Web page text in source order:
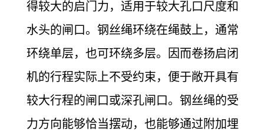
得较大的启门力，适用于较大孔口尺度和
水头的闸口。钢丝绳环绕在绳鼓上，通常
环绕单层，也可环绕多层。因而卷扬启闭
机的行程实际上不受约束，便于敞开具有
较大行程的闸口或深孔闸口。钢丝绳的受
力方向能够恰当摆动，也能够通过附加埋